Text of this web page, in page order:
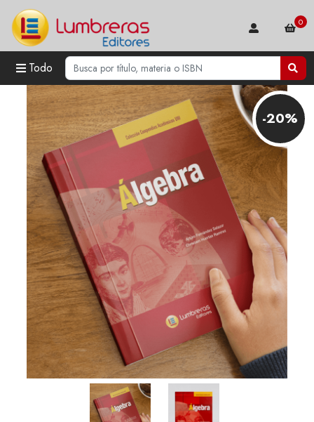
Todo
0
-20%